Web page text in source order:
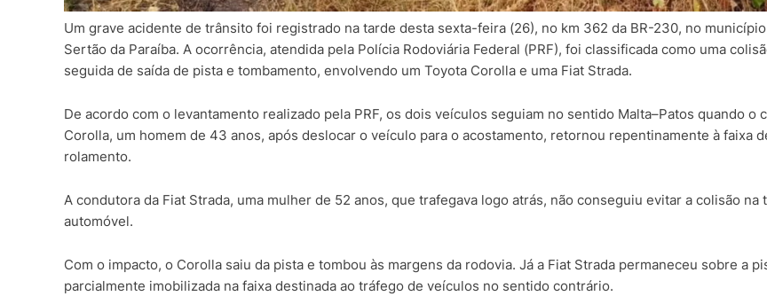
Um grave acidente de trânsito foi registrado na tarde desta sexta-feira (26), no km 362 da BR-230, no
Sertão da Paraíba. A ocorrência, atendida pela Polícia Rodoviária Federal (PRF), foi classificada como uma
seguida de saída de pista e tombamento, envolvendo um Toyota Corolla e uma Fiat Strada.
De acordo com o levantamento realizado pela PRF, os dois veículos seguiam no sentido Malta–Patos quando o
Corolla, um homem de 43 anos, após deslocar o veículo para o acostamento, retornou repentinamente à faixa
rolamento.
A condutora da Fiat Strada, uma mulher de 52 anos, que trafegava logo atrás, não conseguiu evitar a colisão na
automóvel.
Com o impacto, o Corolla saiu da pista e tombou às margens da rodovia. Já a Fiat Strada permaneceu sobre a
parcialmente imobilizada na faixa destinada ao tráfego de veículos no sentido contrário.